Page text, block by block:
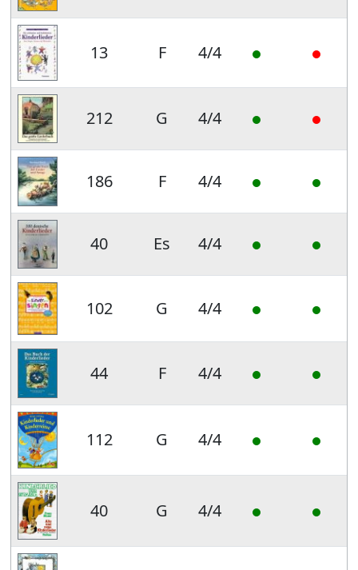
13 F 4/4
212 G 4/4
186 F 4/4
40 Es 4/4
102 G 4/4
44 F 4/4
112 G 4/4
40 G 4/4